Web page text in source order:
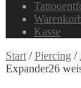
Kasse
Start /Piercing /
Expander26